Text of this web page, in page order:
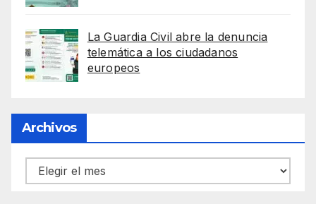
La Guardia Civil abre la denuncia
telemática a los ciudadanos
europeos
Archivos
Archivos